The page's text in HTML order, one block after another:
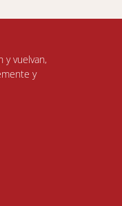
y vuelvan,
y